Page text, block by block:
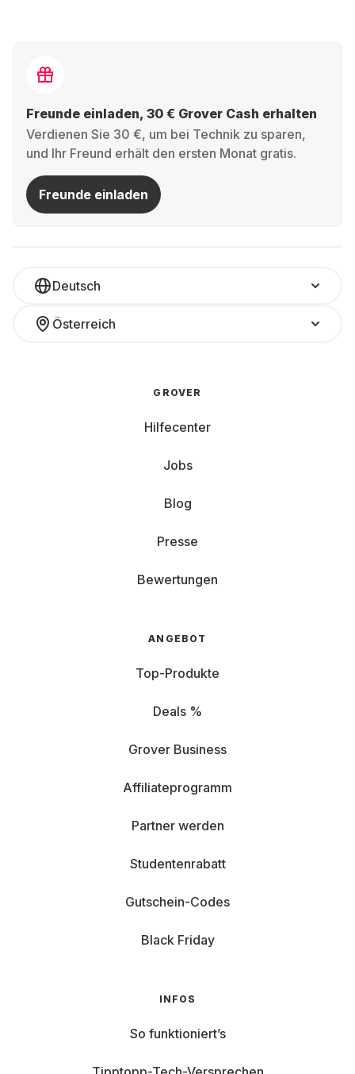
Freunde einladen, 30 € Grover Cash erhalten
Verdienen Sie 30 €, um bei Technik zu sparen,
und Ihr Freund erhält den ersten Monat gratis.
Freunde einladen
Deutsch
Österreich
GROVER
Hilfecenter
Jobs
Blog
Presse
Bewertungen
ANGEBOT
Top-Produkte
Deals %
Grover Business
Affiliateprogramm
Partner werden
Studentenrabatt
Gutschein-Codes
Black Friday
INFOS
So funktioniert’s